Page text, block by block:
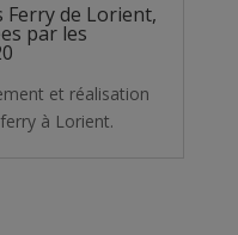
Ferry de Lorient,
par les
et réalisation
à Lorient.